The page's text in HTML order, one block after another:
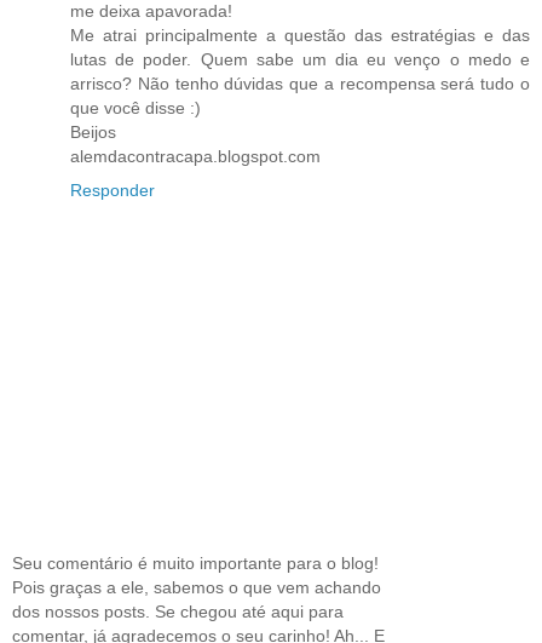
me deixa apavorada!
Me atrai principalmente a questão das estratégias e das
lutas de poder. Quem sabe um dia eu venço o medo e
arrisco? Não tenho dúvidas que a recompensa será tudo o
que você disse :)
Beijos
alemdacontracapa.blogspot.com
Responder
Seu comentário é muito importante para o blog!
Pois graças a ele, sabemos o que vem achando
dos nossos posts. Se chegou até aqui para
comentar, já agradecemos o seu carinho! Ah... E